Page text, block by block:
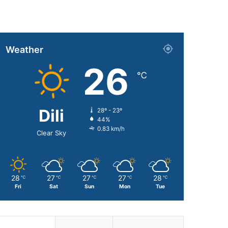
Weather
Dili
Clear Sky
26 ℃
28º - 23º
44%
0.83 km/h
28 ℃
Fri
27 ℃
Sat
27 ℃
Sun
27 ℃
Mon
28 ℃
Tue